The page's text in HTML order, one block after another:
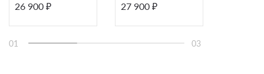
26 900 ₽ 27 900 ₽
01 03